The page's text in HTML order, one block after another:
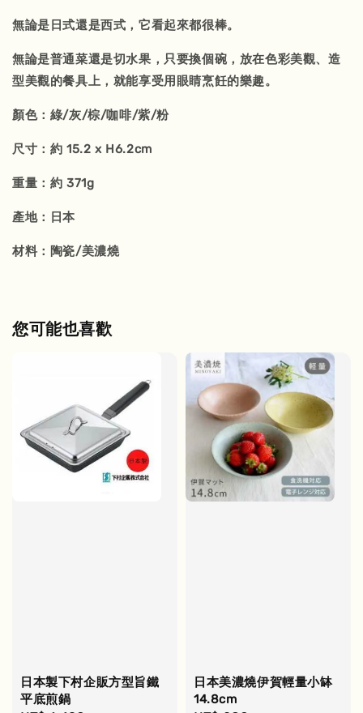
無論是日式還是西式，它看起來都很棒。
無論是普通菜還是切水果，只要換個碗，放在色彩美觀、造
型美觀的餐具上，就能享受用眼睛烹飪的樂趣。
顏色：綠/灰/棕/咖啡/紫/粉
尺寸：約 15.2 x H6.2cm
重量：約 371g
產地：日本
材料：陶瓷/美濃燒
您可能也喜歡
日本製下村企販方型旨鐵
平底煎鍋
日本美濃燒伊賀輕量小缽
14.8cm